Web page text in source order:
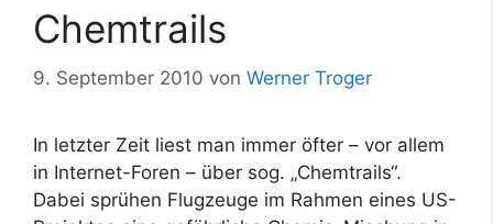
Chemtrails
9. September 2010 von Werner Troger
In letzter Zeit liest man immer öfter – vor allem
in Internet-Foren – über sog. „Chemtrails“.
Dabei sprühen Flugzeuge im Rahmen eines US-